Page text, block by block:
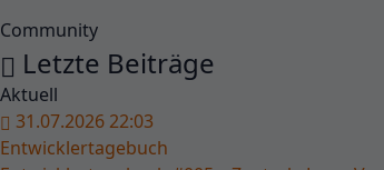
Community
Letzte Beiträge
Aktuell
31.07.2026 22:03
Entwicklertagebuch